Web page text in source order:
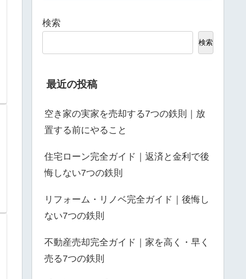
検索
検索
最近の投稿
空き家の実家を売却する7つの鉄則｜放
置する前にやること
住宅ローン完全ガイド｜返済と金利で後
悔しない7つの鉄則
リフォーム・リノベ完全ガイド｜後悔し
ない7つの鉄則
不動産売却完全ガイド｜家を高く・早く
売る7つの鉄則